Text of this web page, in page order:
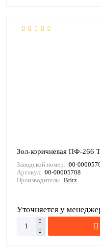
Зол-коричневая ПФ-266
Заводской номер: 00-
Артикул: 00-00005708
Производитель: Britz
Уточняется у